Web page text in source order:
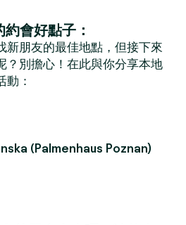
會好點子：
新朋友的最佳地點，但接下來
？別擔心！在此與你分享本地
動：
(Palmenhaus Poznan)